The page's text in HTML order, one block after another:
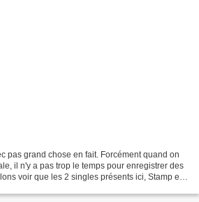
pas grand chose en fait. Forcément quand on
il n'y a pas trop le temps pour enregistrer des
voir que les 2 singles présents ici, Stamp et